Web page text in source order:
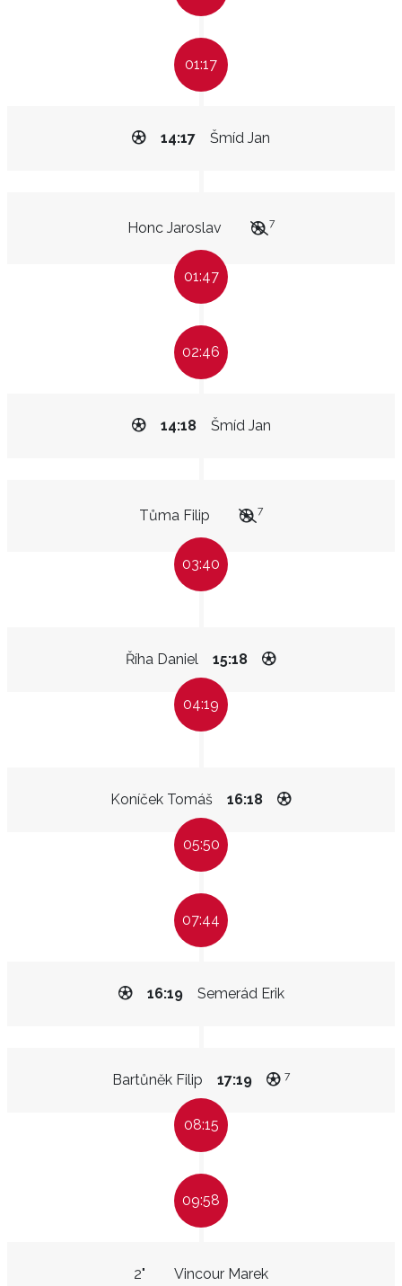
01:17
Šmíd Jan
14:17
Honc Jaroslav 7
01:47
02:46
Šmíd Jan
14:18
Tůma Filip 7
03:40
Říha Daniel 15:18
04:19
Koníček Tomáš 16:18
05:50
07:44
Semerád Erik
16:19
Bartůněk Filip 17:19 7
08:15
09:58
Vincour Marek
2"